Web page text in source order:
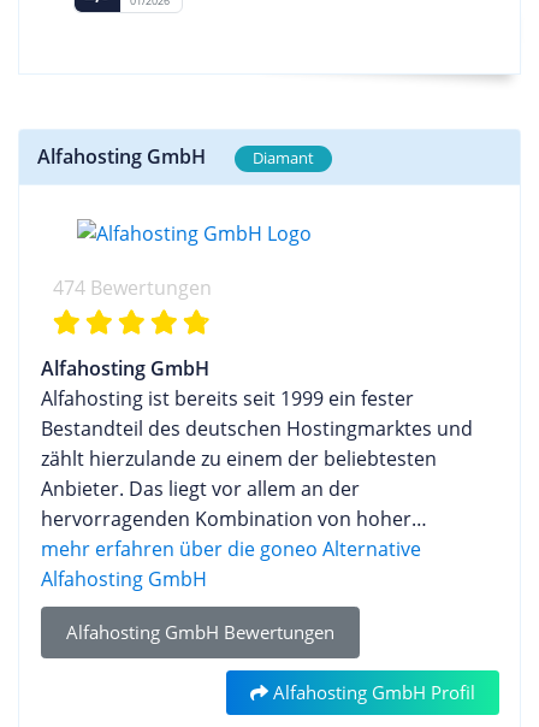
Alfahosting GmbH Diamant
474 Bewertungen
Alfahosting GmbH
Alfahosting ist bereits seit 1999 ein fester
Bestandteil des deutschen Hostingmarktes und
zählt hierzulande zu einem der beliebtesten
Anbieter. Das liegt vor allem an der
hervorragenden Kombination von hoher
Kundenorientierung, performanter Hardware und
attraktiven Preisen. Seinen guten Ruf konnte sich
Alphahosting auch nach der Übernahme durch
die dogado GmbH im Oktober 2017 weiterhin
erhalten. Seither ist die Alfahosting GmbH mit Sitz
in Halle an der Saale zwar ein Teil der dogado
mehr erfahren über die goneo Alternative
Alfahosting GmbH
Alfahosting GmbH Bewertungen
Alfahosting GmbH Profil